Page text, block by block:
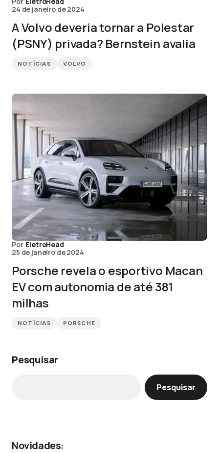
24 de janeiro de 2024
A Volvo deveria tornar a Polestar
(PSNY) privada? Bernstein avalia
NOTÍCIAS VOLVO
Por EletroHead
25 de janeiro de 2024
Porsche revela o esportivo Macan
EV com autonomia de até 381
milhas
NOTÍCIAS PORSCHE
Pesquisar
Pesquisar
Novidades: